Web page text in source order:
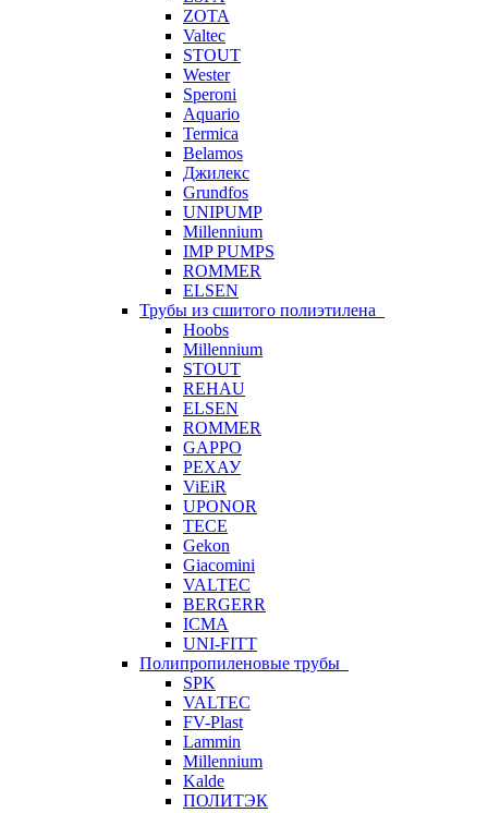
ZOTA
Valtec
STOUT
Wester
Speroni
Aquario
Termica
Belamos
Джилекс
Grundfos
UNIPUMP
Millennium
IMP PUMPS
ROMMER
ELSEN
Трубы из сшитого полиэтилена
Hoobs
Millennium
STOUT
REHAU
ELSEN
ROMMER
GAPPO
РЕХАУ
ViEiR
UPONOR
TECE
Gekon
Giacomini
VALTEC
BERGERR
ICMA
UNI-FITT
Полипропиленовые трубы
SPK
VALTEC
FV-Plast
Lammin
Millennium
Kalde
ПОЛИТЭК